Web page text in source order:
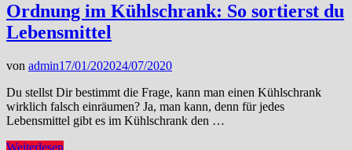
katzensicher
Ordnung im Kühlschrank: So sortierst du
Lebensmittel
von admin17/01/202024/07/2020
Du stellst Dir bestimmt die Frage, kann man einen Kühlschrank
wirklich falsch einräumen? Ja, man kann, denn für jedes
Lebensmittel gibt es im Kühlschrank den …
Ordnung
Weiterlesen